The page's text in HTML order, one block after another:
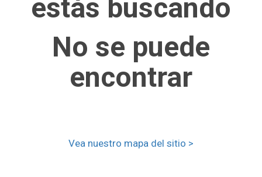
estás buscando
No se puede
encontrar
Vea nuestro mapa del sitio >